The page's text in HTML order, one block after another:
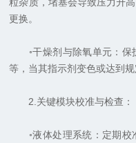
更换。
◦干燥剂与除氧单元：保
等，当其指示剂变色或达到
2.关键模块校准与检查：
◦液体处理系统：定期校